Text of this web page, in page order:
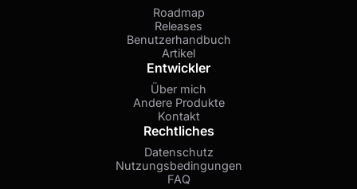
Roadmap
Releases
Benutzerhandbuch
Artikel
Entwickler
Über mich
Andere Produkte
Kontakt
Rechtliches
Datenschutz
Nutzungsbedingungen
FAQ